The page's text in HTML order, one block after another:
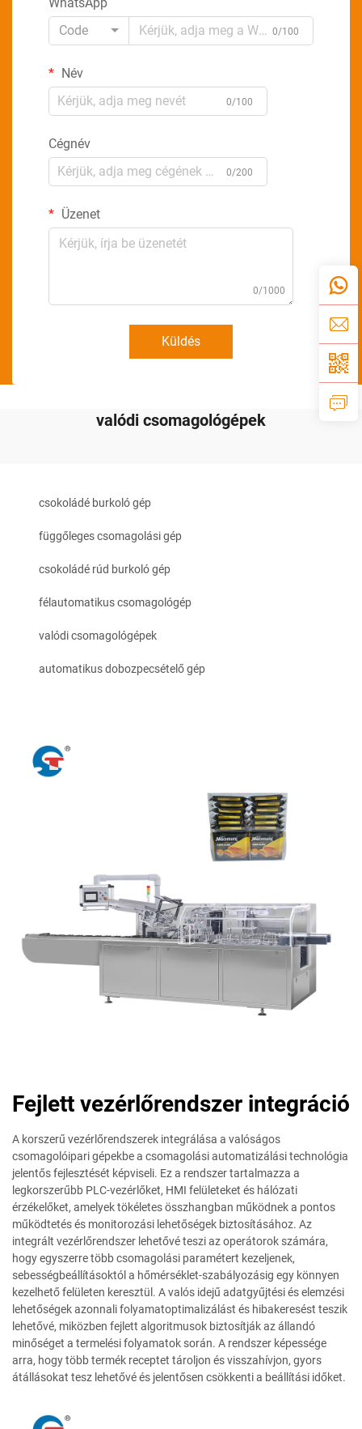
Code
0/100
Név
0/100
Cégnév
0/200
Üzenet
0/1000
Küldés
valódi csomagológépek
csokoládé burkoló gép
függőleges csomagolási gép
csokoládé rúd burkoló gép
félautomatikus csomagológép
valódi csomagológépek
automatikus dobozpecsételő gép
Fejlett vezérlőrendszer integráció
A korszerű vezérlőrendszerek integrálása a valóságos
csomagolóipari gépekbe a csomagolási automatizálási technológia
jelentős fejlesztését képviseli. Ez a rendszer tartalmazza a
legkorszerűbb PLC-vezérlőket, HMI felületeket és hálózati
érzékelőket, amelyek tökéletes összhangban működnek a pontos
működtetés és monitorozási lehetőségek biztosításához. Az
integrált vezérlőrendszer lehetővé teszi az operátorok számára,
hogy egyszerre több csomagolási paramétert kezeljenek,
sebességbeállításoktól a hőmérséklet-szabályozásig egy könnyen
kezelhető felületen keresztül. A valós idejű adatgyűjtési és elemzési
lehetőségek azonnali folyamatoptimalizálást és hibakeresést teszik
lehetővé, miközben fejlett algoritmusok biztosítják az állandó
minőséget a termelési folyamatok során. A rendszer képessége
arra, hogy több termék receptet tároljon és visszahívjon, gyors
átállásokat tesz lehetővé és jelentősen csökkenti a beállítási időket.